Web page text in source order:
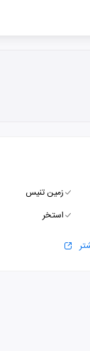
زمین تنیس
استخر